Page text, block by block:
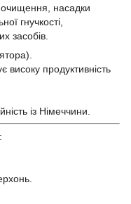
очищення, насадки
гнучкості,
засобів.
високу продуктивність
із Німеччини.
: